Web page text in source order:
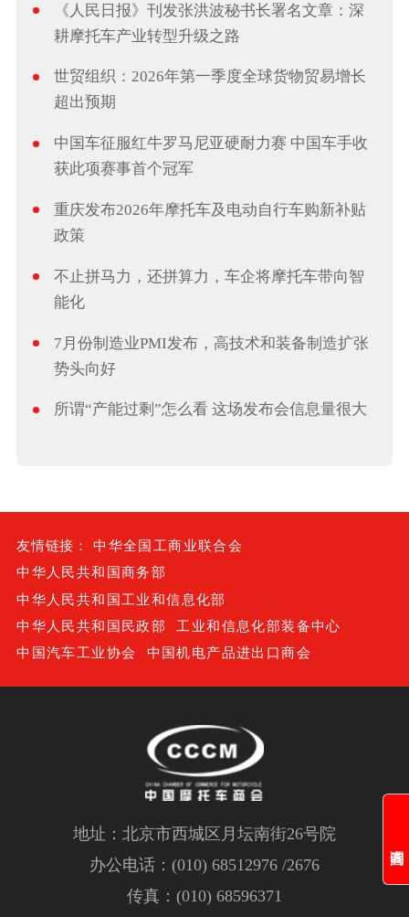
《人民日报》刊发张洪波秘书长署名文章：深
耕摩托车产业转型升级之路
世贸组织：2026年第一季度全球货物贸易增长
超出预期
中国车征服红牛罗马尼亚硬耐力赛 中国车手收
获此项赛事首个冠军
重庆发布2026年摩托车及电动自行车购新补贴
政策
不止拼马力，还拼算力，车企将摩托车带向智
能化
7月份制造业PMI发布，高技术和装备制造扩张
势头向好
所谓“产能过剩”怎么看 这场发布会信息量很大
友情链接：
中华全国工商业联合会
中华人民共和国商务部
中华人民共和国工业和信息化部
中华人民共和国民政部
工业和信息化部装备中心
中国汽车工业协会
中国机电产品进出口商会
地址：北京市西城区月坛南街26号院
办公电话：(010) 68512976 /2676
传真：(010) 68596371